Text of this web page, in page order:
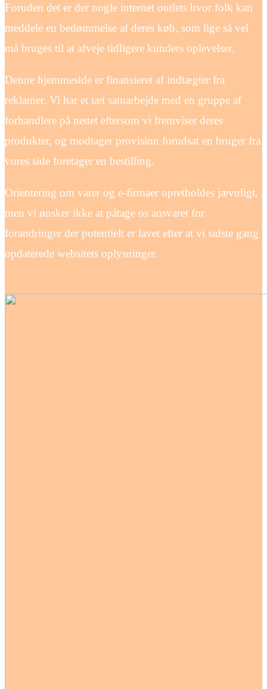
Foruden det er der nogle internet outlets hvor folk kan
meddele en bedømmelse af deres køb, som lige så vel
må bruges til at afveje tidligere kunders oplevelser.
Denne hjemmeside er finansieret af indtægter fra
reklamer. Vi har et tæt samarbejde med en gruppe af
forhandlere på nettet eftersom vi fremviser deres
produkter, og modtager provision forudsat en bruger fra
vores side foretager en bestilling.
Orientering om varer og e-firmaer opretholdes jævnligt,
men vi ønsker ikke at påtage os ansvaret for
forandringer der potentielt er lavet efter at vi sidste gang
opdaterede websitets oplysninger.